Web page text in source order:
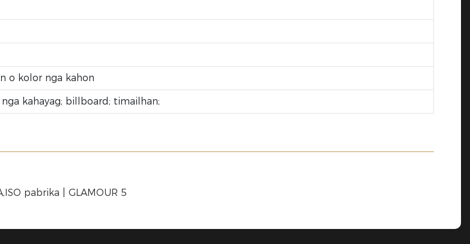
o kolor nga kahon
kahayag; billboard; timailhan;